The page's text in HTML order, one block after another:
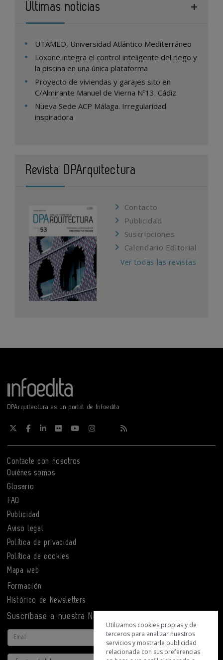
Últimas noticias
UTAMED, Universidad Atlántico Mediterráneo
Loxone integra el control inteligente del riego y
la piscina en una única plataforma
Proyecto de viviendas y garajes sito en
C/Almirante Manuel de Vierna Nº13. Cádiz
Nueva Sede ACP Málaga. Irregularidad
inspiradora
Revista DPArquitectura
Contacto
Publicidad
Suscripciones
Calendario Editorial
Ver todas las revistas
DPArquitectura es un portal de Infoedita
Contacte con nosotros
Quiénes somos
Glosario
FAQ
Publicidad
Aviso legal
Política de privacidad
Política de cookies
Mapa web
Formación
Histórico de Newsletters
Suscríbase a nuestra Newsletter
Email
Actividad
Utilizamos cookies propias y de
terceros para analizar nuestros
servicios y mostrarle publicidad
relacionada con sus preferencias